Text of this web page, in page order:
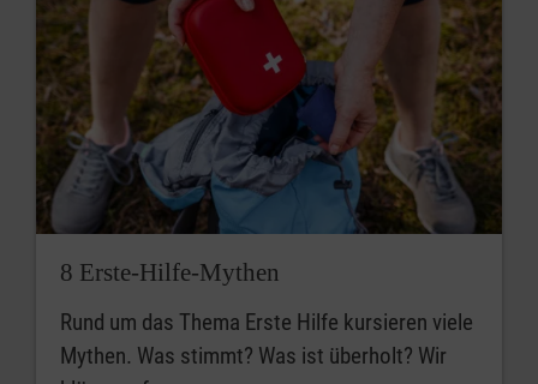
8 Erste-Hilfe-Mythen
Rund um das Thema Erste Hilfe kursieren viele
Mythen. Was stimmt? Was ist überholt? Wir